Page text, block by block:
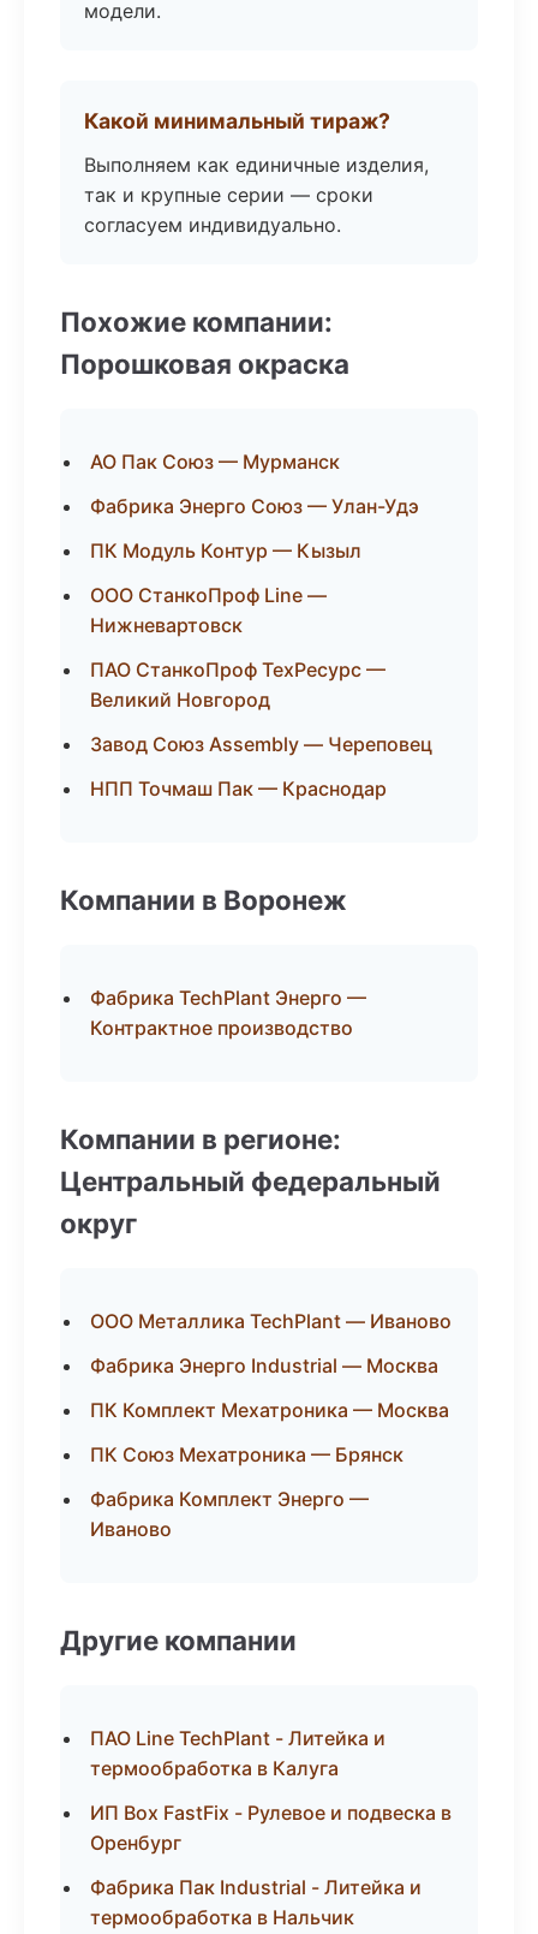
модели.
Какой минимальный тираж?
Выполняем как единичные изделия,
так и крупные серии — сроки
согласуем индивидуально.
Похожие компании:
Порошковая окраска
АО Пак Союз — Мурманск
Фабрика Энерго Союз — Улан-Удэ
ПК Модуль Контур — Кызыл
ООО СтанкоПроф Line —
Нижневартовск
ПАО СтанкоПроф ТехРесурс —
Великий Новгород
Завод Союз Assembly — Череповец
НПП Точмаш Пак — Краснодар
Компании в Воронеж
Фабрика TechPlant Энерго —
Контрактное производство
Компании в регионе:
Центральный федеральный
округ
ООО Металлика TechPlant — Иваново
Фабрика Энерго Industrial — Москва
ПК Комплект Мехатроника — Москва
ПК Союз Мехатроника — Брянск
Фабрика Комплект Энерго —
Иваново
Другие компании
ПАО Line TechPlant - Литейка и
термообработка в Калуга
ИП Box FastFix - Рулевое и подвеска в
Оренбург
Фабрика Пак Industrial - Литейка и
термообработка в Нальчик